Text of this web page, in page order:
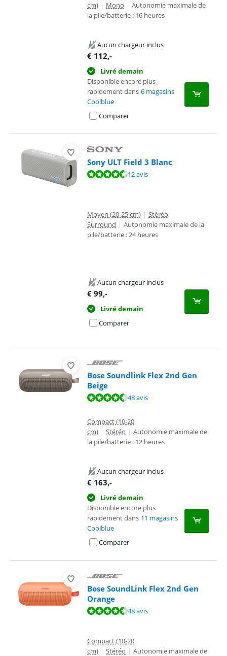
cm) | Mono | Autonomie maximale de
la pile/batterie : 16 heures
Aucun chargeur inclus
€ 112,-
Livré demain
Disponible encore plus
rapidement dans 6 magasins
Coolblue
Comparer
Sony ULT Field 3 Blanc
La note est de 9,0 sur 10, basée sur 12 avis.12 avis
Moyen (20-25 cm) | Stéréo,
Surround | Autonomie maximale de la
pile/batterie : 24 heures
Aucun chargeur inclus
€ 99,-
Livré demain
Comparer
Bose Soundlink Flex 2nd Gen
Beige
La note est de 9,2 sur 10, basée sur 48 avis.48 avis
Compact (10-20
cm) | Stéréo | Autonomie maximale de
la pile/batterie : 12 heures
Aucun chargeur inclus
€ 163,-
Livré demain
Disponible encore plus
rapidement dans 11 magasins
Coolblue
Comparer
Bose SoundLink Flex 2nd Gen
Orange
La note est de 9,2 sur 10, basée sur 48 avis.48 avis
Compact (10-20
cm) | Stéréo | Autonomie maximale de